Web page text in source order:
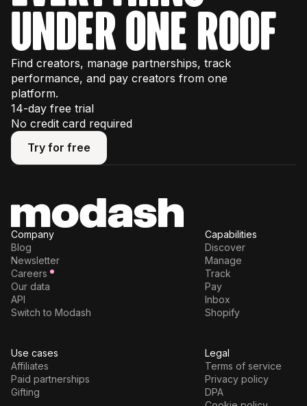
under one roof
Find creators, manage partnerships, track
performance, and pay creators from one
platform.
14-day free trial
No credit card required
Try for free
Try for free
Company
Blog
Newsletter
Careers
Our data
API
Switch to Modash
Capabilities
Discover
Manage
Track
Pay
Inbox
Shopify
Use cases
Affiliates
Paid partnerships
Gifting
Legal
Terms of service
Privacy policy
DPA